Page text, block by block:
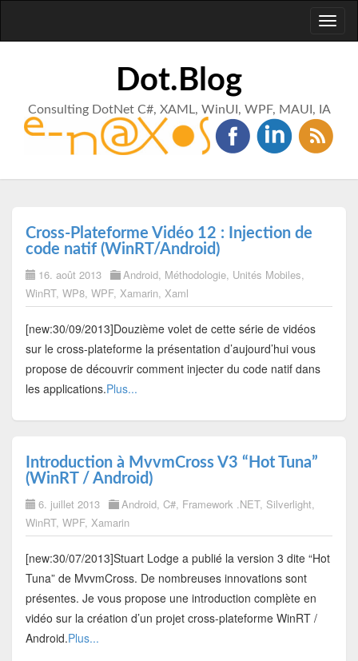
Dot.Blog
Consulting DotNet C#, XAML, WinUI, WPF, MAUI, IA
Cross-Plateforme Vidéo 12 : Injection de
code natif (WinRT/Android)
16. août 2013 Android, Méthodologie, Unités Mobiles,
WinRT, WP8, WPF, Xamarin, Xaml
[new:30/09/2013]Douzième volet de cette série de vidéos
sur le cross-plateforme la présentation d’aujourd’hui vous
propose de découvrir comment injecter du code natif dans
les applications.Plus...
Introduction à MvvmCross V3 “Hot Tuna”
(WinRT / Android)
6. juillet 2013 Android, C#, Framework .NET, Silverlight,
WinRT, WPF, Xamarin
[new:30/07/2013]Stuart Lodge a publié la version 3 dite “Hot
Tuna” de MvvmCross. De nombreuses innovations sont
présentes. Je vous propose une introduction complète en
vidéo sur la création d’un projet cross-plateforme WinRT /
Android.Plus...